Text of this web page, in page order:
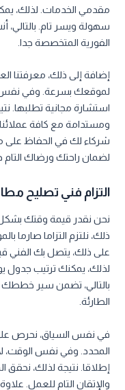
مقدمي الخدمات. لذلك،
سهولة ويسر تام. بالتالي،
الفورية المتخصصة جدا.
إضافة إلى ذلك، معرفتنا
لموقعك بسرعة. وفي نفس
استشارة مجانية تطلبها.
ومستدامة مع كافة
شركاء لك في الحفاظ على
لضمان راحتك ورضاك التام
التزام فني تصليح
نحن نقدر قيمة وقتك بشكل
ذلك، نلتزم التزاما صارما
على ذلك، يتصل بك الفني
لذلك، يمكنك ترتيب جدول
بالتالي، تضمن سير خططك
الطارئة.
في نفس السياق، نحرص
المحدد. وفي نفس الوقت،
إطلاقا. نتيجة لذلك، نحقق
والإتقان التام للعمل.